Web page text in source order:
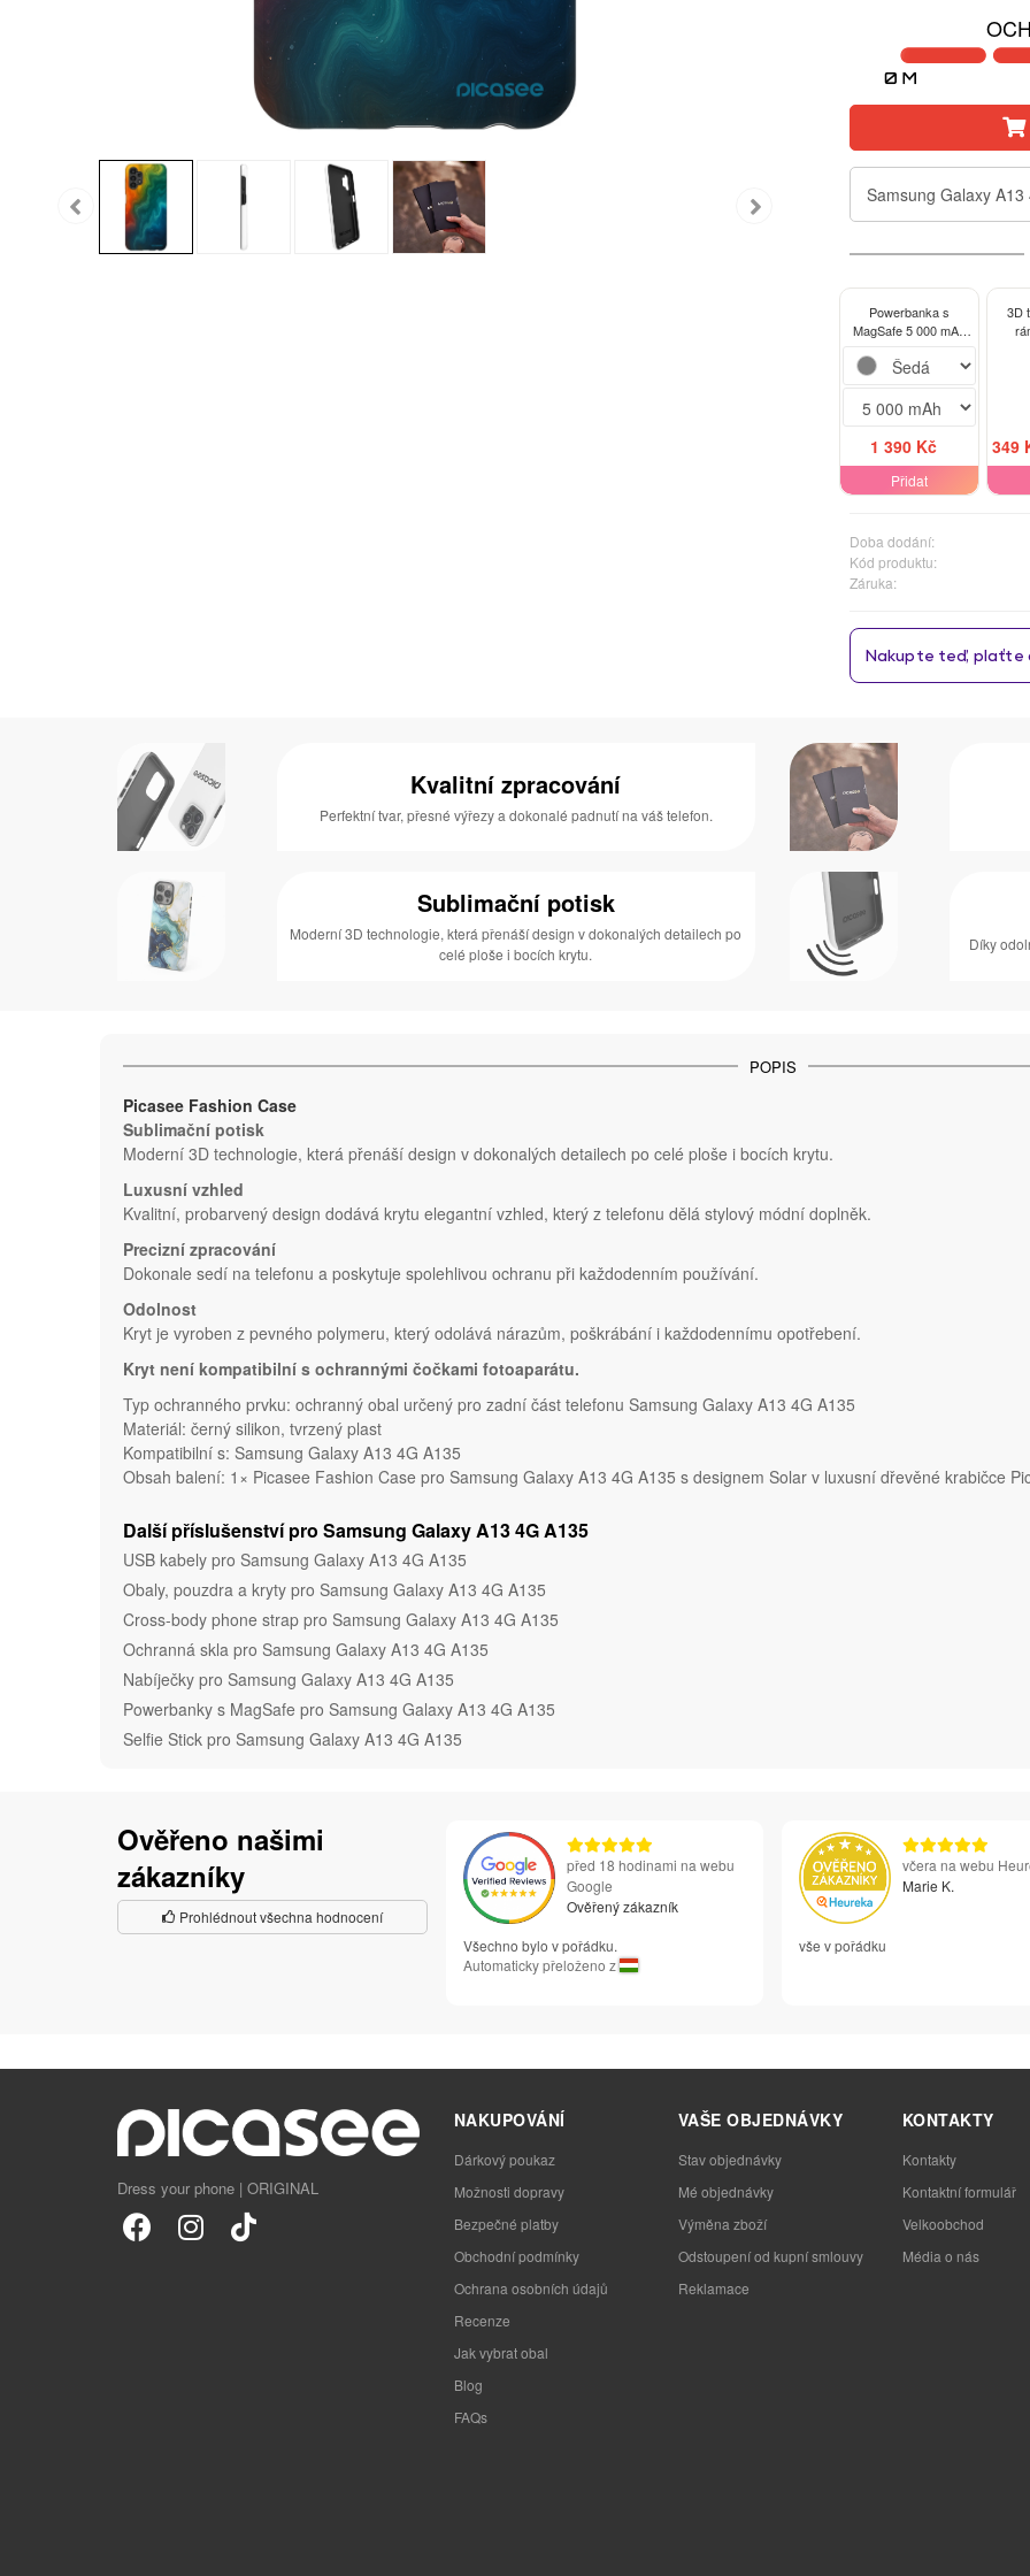
Samsung Galaxy A13
Powerbanka s
MagSafe 5 000 mAh
1 390 Kč
Přidat
3D
349
Doba dodání:
Kód produktu:
Záruka:
Kvalitní zpracování
Perfektní tvar, přesné výřezy a dokonalé padnutí na váš telefon.
Sublimační potisk
Moderní 3D technologie, která přenáší design v dokonalých detailech po
celé ploše i bocích krytu.
Díky
POPIS
Picasee Fashion Case
Sublimační potisk
Moderní 3D technologie, která přenáší design v dokonalých detailech po celé ploše i bocích krytu.
Luxusní vzhled
Kvalitní, probarvený design dodává krytu elegantní vzhled, který z telefonu dělá stylový módní doplněk.
Precizní zpracování
Dokonale sedí na telefonu a poskytuje spolehlivou ochranu při každodenním používání.
Odolnost
Kryt je vyroben z pevného polymeru, který odolává nárazům, poškrábání i každodennímu opotřebení.
Kryt není kompatibilní s ochrannými čočkami fotoaparátu.
Typ ochranného prvku: ochranný obal určený pro zadní část telefonu Samsung Galaxy A13 4G A135
Materiál: černý silikon, tvrzený plast
Kompatibilní s: Samsung Galaxy A13 4G A135
Obsah balení: 1× Picasee Fashion Case pro Samsung Galaxy A13 4G A135 s designem Solar v luxusní dřevěné krabičce
Další příslušenství pro Samsung Galaxy A13 4G A135
USB kabely pro Samsung Galaxy A13 4G A135
Obaly, pouzdra a kryty pro Samsung Galaxy A13 4G A135
Cross-body phone strap pro Samsung Galaxy A13 4G A135
Ochranná skla pro Samsung Galaxy A13 4G A135
Nabíječky pro Samsung Galaxy A13 4G A135
Powerbanky s MagSafe pro Samsung Galaxy A13 4G A135
Selfie Stick pro Samsung Galaxy A13 4G A135
Ověřeno našimi
zákazníky
Prohlédnout všechna hodnocení
před 18 hodinami na webu
Google
Ověřený zákazník
Všechno bylo v pořádku.
Automaticky přeloženo z
včera na webu
Marie K.
vše v pořádku
Dress your phone | ORIGINAL
NAKUPOVÁNÍ
Dárkový poukaz
Možnosti dopravy
Bezpečné platby
Obchodní podmínky
Ochrana osobních údajů
Recenze
Jak vybrat obal
Blog
FAQs
VAŠE OBJEDNÁVKY
Stav objednávky
Mé objednávky
Výměna zboží
Odstoupení od kupní smlouvy
Reklamace
KONTAKTY
Kontakty
Kontaktní formulář
Velkoobchod
Média o nás